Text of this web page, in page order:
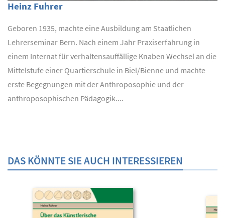
Heinz Fuhrer
Geboren 1935, machte eine Ausbildung am Staatlichen
Lehrerseminar Bern. Nach einem Jahr Praxiserfahrung in
einem Internat für verhaltensauffällige Knaben Wechsel an die
Mittelstufe einer Quartierschule in Biel/Bienne und machte
erste Begegnungen mit der Anthroposophie und der
anthroposophischen Pädagogik....
DAS KÖNNTE SIE AUCH INTERESSIEREN